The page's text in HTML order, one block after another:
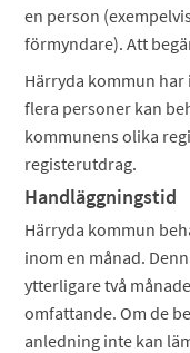
en person
förmyndare). Att
Härryda kommun
flera personer kan
kommunens olika
registerutdrag.
Handläggningstid
Härryda kommun
inom en månad.
ytterligare två
omfattande. Om de
anledning inte kan